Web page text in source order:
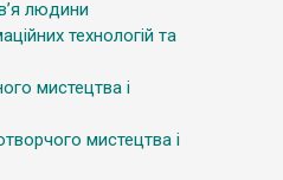
людини
технологій та
мистецтва і
мистецтва і